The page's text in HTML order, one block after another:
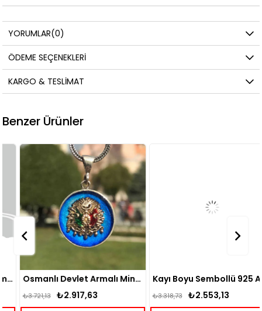
YORUMLAR(0)
ÖDEME SEÇENEKLERI
KARGO & TESLIMAT
Benzer Ürünler
Osmanlı Devlet Armalı Mineli Gümüş Kolye
₺2.917,63
₺3.721,13
Kayı Boyu Sembollü 925 Ayar Gümüş Kolye
₺2.553,13
₺3.318,73